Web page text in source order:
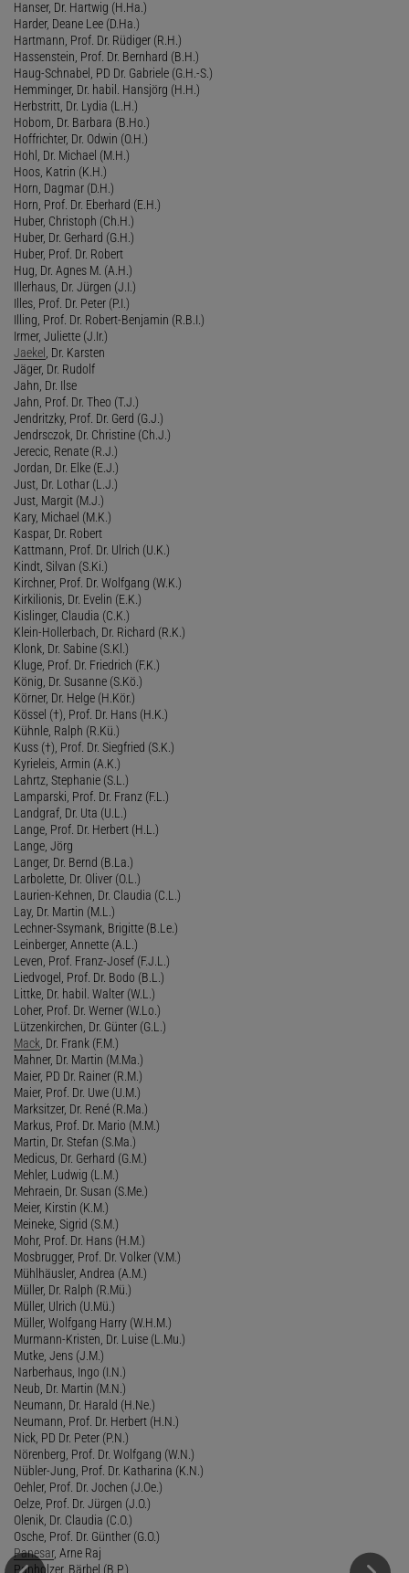
Hanser, Dr. Hartwig (H.Ha.)
Harder, Deane Lee (D.Ha.)
Hartmann, Prof. Dr. Rüdiger (R.H.)
Hassenstein, Prof. Dr. Bernhard (B.H.)
Haug-Schnabel, PD Dr. Gabriele (G.H.-S.)
Hemminger, Dr. habil. Hansjörg (H.H.)
Herbstritt, Dr. Lydia (L.H.)
Hobom, Dr. Barbara (B.Ho.)
Hoffrichter, Dr. Odwin (O.H.)
Hohl, Dr. Michael (M.H.)
Hoos, Katrin (K.H.)
Horn, Dagmar (D.H.)
Horn, Prof. Dr. Eberhard (E.H.)
Huber, Christoph (Ch.H.)
Huber, Dr. Gerhard (G.H.)
Huber, Prof. Dr. Robert
Hug, Dr. Agnes M. (A.H.)
Illerhaus, Dr. Jürgen (J.I.)
Illes, Prof. Dr. Peter (P.I.)
Illing, Prof. Dr. Robert-Benjamin (R.B.I.)
Irmer, Juliette (J.Ir.)
Jaekel , Dr. Karsten
Jäger, Dr. Rudolf
Jahn, Dr. Ilse
Jahn, Prof. Dr. Theo (T.J.)
Jendritzky, Prof. Dr. Gerd (G.J.)
Jendrsczok, Dr. Christine (Ch.J.)
Jerecic, Renate (R.J.)
Jordan, Dr. Elke (E.J.)
Just, Dr. Lothar (L.J.)
Just, Margit (M.J.)
Kary, Michael (M.K.)
Kaspar, Dr. Robert
Kattmann, Prof. Dr. Ulrich (U.K.)
Kindt, Silvan (S.Ki.)
Kirchner, Prof. Dr. Wolfgang (W.K.)
Kirkilionis, Dr. Evelin (E.K.)
Kislinger, Claudia (C.K.)
Klein-Hollerbach, Dr. Richard (R.K.)
Klonk, Dr. Sabine (S.Kl.)
Kluge, Prof. Dr. Friedrich (F.K.)
König, Dr. Susanne (S.Kö.)
Körner, Dr. Helge (H.Kör.)
Kössel (†), Prof. Dr. Hans (H.K.)
Kühnle, Ralph (R.Kü.)
Kuss (†), Prof. Dr. Siegfried (S.K.)
Kyrieleis, Armin (A.K.)
Lahrtz, Stephanie (S.L.)
Lamparski, Prof. Dr. Franz (F.L.)
Landgraf, Dr. Uta (U.L.)
Lange, Prof. Dr. Herbert (H.L.)
Lange, Jörg
Langer, Dr. Bernd (B.La.)
Larbolette, Dr. Oliver (O.L.)
Laurien-Kehnen, Dr. Claudia (C.L.)
Lay, Dr. Martin (M.L.)
Lechner-Ssymank, Brigitte (B.Le.)
Leinberger, Annette (A.L.)
Leven, Prof. Franz-Josef (F.J.L.)
Liedvogel, Prof. Dr. Bodo (B.L.)
Littke, Dr. habil. Walter (W.L.)
Loher, Prof. Dr. Werner (W.Lo.)
Lützenkirchen, Dr. Günter (G.L.)
Mack , Dr. Frank (F.M.)
Mahner, Dr. Martin (M.Ma.)
Maier, PD Dr. Rainer (R.M.)
Maier, Prof. Dr. Uwe (U.M.)
Marksitzer, Dr. René (R.Ma.)
Markus, Prof. Dr. Mario (M.M.)
Martin, Dr. Stefan (S.Ma.)
Medicus, Dr. Gerhard (G.M.)
Mehler, Ludwig (L.M.)
Mehraein, Dr. Susan (S.Me.)
Meier, Kirstin (K.M.)
Meineke, Sigrid (S.M.)
Mohr, Prof. Dr. Hans (H.M.)
Mosbrugger, Prof. Dr. Volker (V.M.)
Mühlhäusler, Andrea (A.M.)
Müller, Dr. Ralph (R.Mü.)
Müller, Ulrich (U.Mü.)
Müller, Wolfgang Harry (W.H.M.)
Murmann-Kristen, Dr. Luise (L.Mu.)
Mutke, Jens (J.M.)
Narberhaus, Ingo (I.N.)
Neub, Dr. Martin (M.N.)
Neumann, Dr. Harald (H.Ne.)
Neumann, Prof. Dr. Herbert (H.N.)
Nick, PD Dr. Peter (P.N.)
Nörenberg, Prof. Dr. Wolfgang (W.N.)
Nübler-Jung, Prof. Dr. Katharina (K.N.)
Oehler, Prof. Dr. Jochen (J.Oe.)
Oelze, Prof. Dr. Jürgen (J.O.)
Olenik, Dr. Claudia (C.O.)
Osche, Prof. Dr. Günther (G.O.)
Panesar, Arne Raj
Panholzer, Bärbel (B.P.)